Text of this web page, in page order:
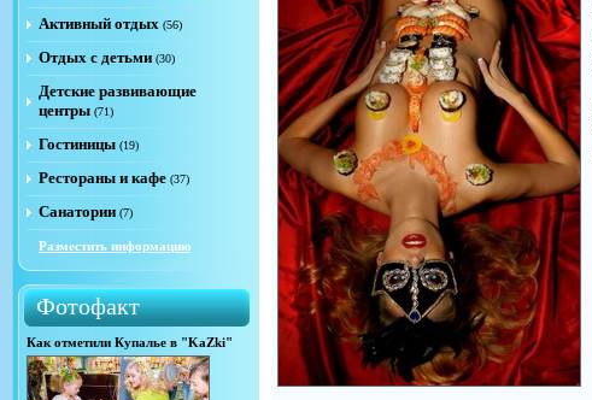
Активный отдых (56)
Отдых с детьми (30)
Детские развивающие
центры (71)
Гостиницы (19)
Рестораны и кафе (37)
Санатории (7)
Разместить информацию
Фотофакт
Как отметили Купалье в "KaZki"